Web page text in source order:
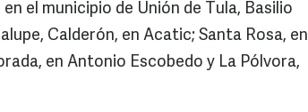
el municipio de Unión de Tula, Basilio
Calderón, en Acatic; Santa Rosa, en
en Antonio Escobedo y La Pólvora,